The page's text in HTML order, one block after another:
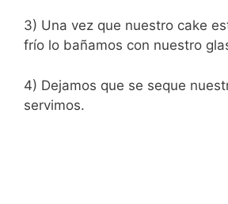
3) Una vez que nuestro cake
frío lo bañamos con nuestro
4) Dejamos que se seque
servimos.